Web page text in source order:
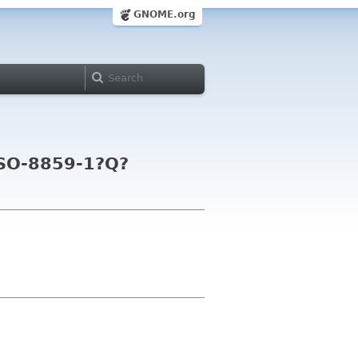
GNOME.org
8859-1?Q?